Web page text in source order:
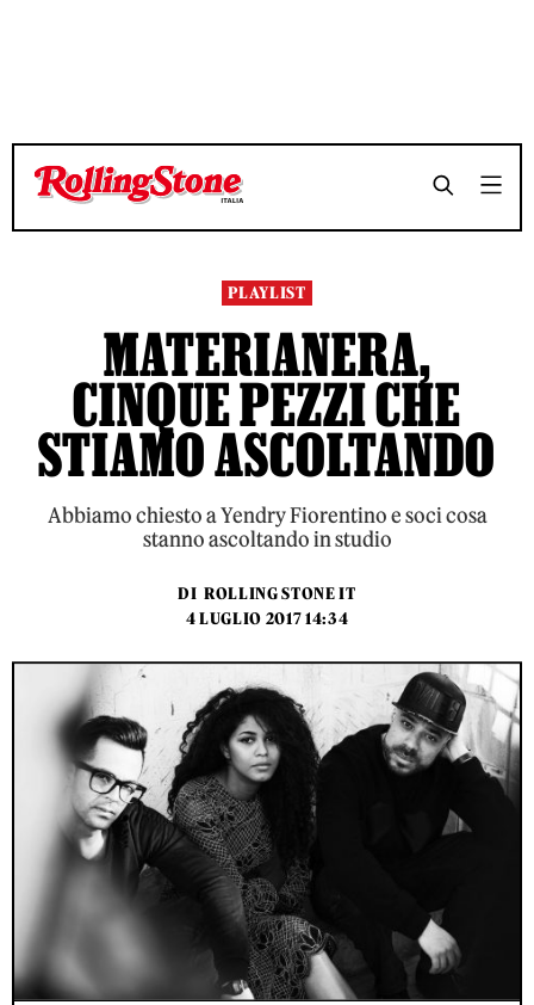
TEMPO DI LETTURA 3 MINUTI SHARE
TEMPO DI LETTURA 3 MINUTI SHARE
PLAYLIST
MATERIANERA,
CINQUE PEZZI CHE
STIAMO ASCOLTANDO
Abbiamo chiesto a Yendry Fiorentino e soci cosa
stanno ascoltando in studio
DI ROLLING STONE IT
4 LUGLIO 2017 14:34